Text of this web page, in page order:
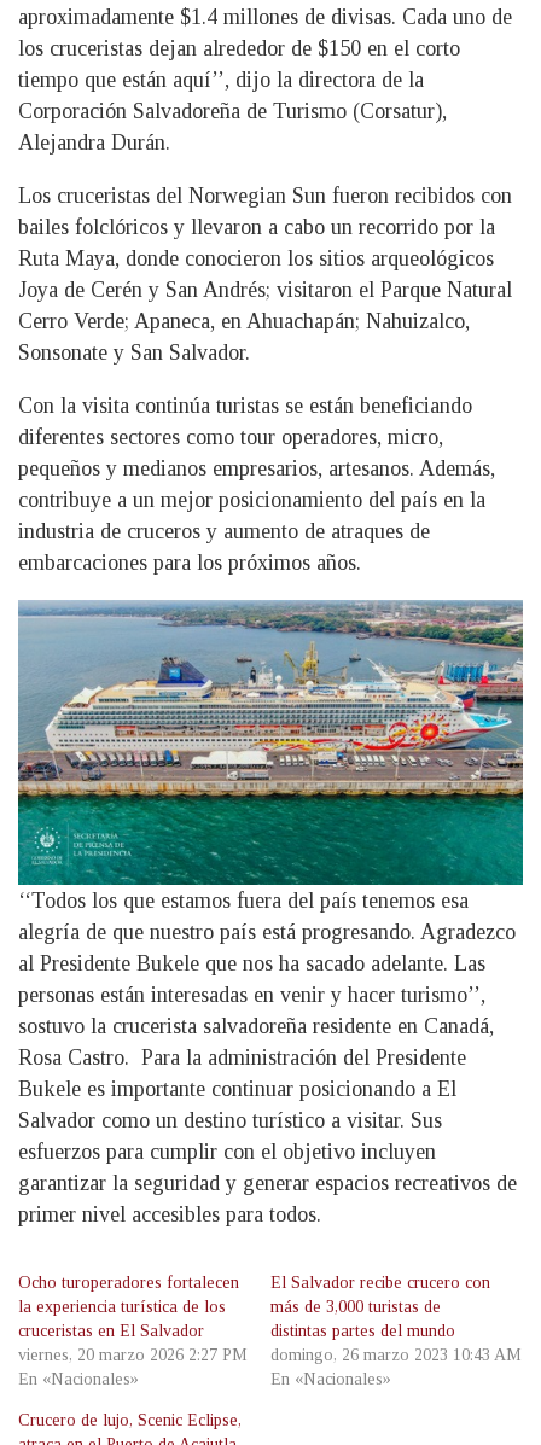
aproximadamente $1.4 millones de divisas. Cada uno de
los cruceristas dejan alrededor de $150 en el corto
tiempo que están aquí’’, dijo la directora de la
Corporación Salvadoreña de Turismo (Corsatur),
Alejandra Durán.
Los cruceristas del Norwegian Sun fueron recibidos con
bailes folclóricos y llevaron a cabo un recorrido por la
Ruta Maya, donde conocieron los sitios arqueológicos
Joya de Cerén y San Andrés; visitaron el Parque Natural
Cerro Verde; Apaneca, en Ahuachapán; Nahuizalco,
Sonsonate y San Salvador.
Con la visita continúa turistas se están beneficiando
diferentes sectores como tour operadores, micro,
pequeños y medianos empresarios, artesanos. Además,
contribuye a un mejor posicionamiento del país en la
industria de cruceros y aumento de atraques de
embarcaciones para los próximos años.
‘‘Todos los que estamos fuera del país tenemos esa
alegría de que nuestro país está progresando. Agradezco
al Presidente Bukele que nos ha sacado adelante. Las
personas están interesadas en venir y hacer turismo’’,
sostuvo la crucerista salvadoreña residente en Canadá,
Rosa Castro. Para la administración del Presidente
Bukele es importante continuar posicionando a El
Salvador como un destino turístico a visitar. Sus
esfuerzos para cumplir con el objetivo incluyen
garantizar la seguridad y generar espacios recreativos de
primer nivel accesibles para todos.
Ocho turoperadores fortalecen
la experiencia turística de los
cruceristas en El Salvador
viernes, 20 marzo 2026 2:27 PM
En «Nacionales»
El Salvador recibe crucero con
más de 3,000 turistas de
distintas partes del mundo
domingo, 26 marzo 2023 10:43 AM
En «Nacionales»
Crucero de lujo, Scenic Eclipse,